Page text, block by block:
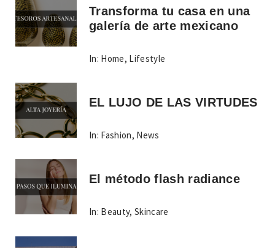
Transforma tu casa en una
galería de arte mexicano
In: Home, Lifestyle
EL LUJO DE LAS VIRTUDES
In: Fashion, News
El método flash radiance
In: Beauty,Skincare